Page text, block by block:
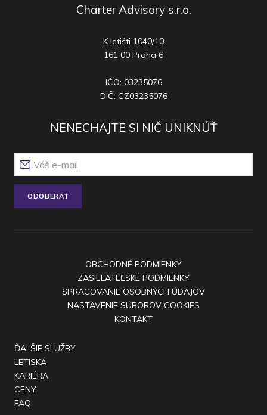
Charter Advisory s.r.o.
K letišti 1040/10
161 00 Praha 6
IČO: 03235076
DIČ: CZ03235076
NENECHAJTE SI NIČ UNIKNÚŤ
ODOBERAŤ
OBCHODNÉ PODMIENKY
ZASIELATEĽSKÉ PODMIENKY
SPRACOVANIE OSOBNÝCH ÚDAJOV
NASTAVENIE SÚBOROV COOKIES
KONTAKT
ĎALŠIE SLUŽBY
LETISKÁ
KARIÉRA
CENY
FAQ